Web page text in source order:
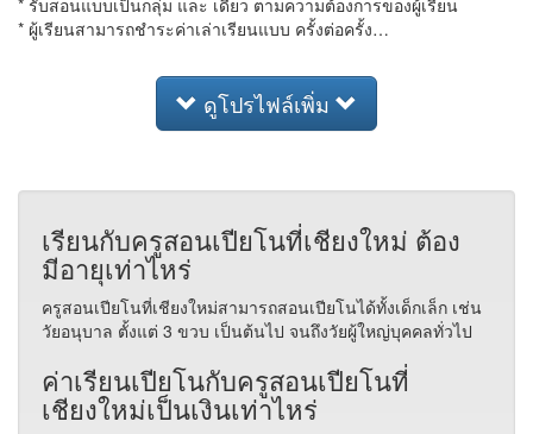
* รับสอนแบบเป็นกลุ่ม และ เดี่ยว ตามความต้องการของผู้เรียน
* ผู้เรียนสามารถชำระค่าเล่าเรียนแบบ ครั้งต่อครั้ง…
ดูโปรไฟล์เพิ่ม
เรียนกับครูสอนเปียโนที่เชียงใหม่ ต้อง
มีอายุเท่าไหร่
ครูสอนเปียโนที่เชียงใหม่สามารถสอนเปียโนได้ทั้งเด็กเล็ก เช่น
วัยอนุบาล ตั้งแต่ 3 ขวบ เป็นต้นไป จนถึงวัยผู้ใหญ่บุคคลทั่วไป
ค่าเรียนเปียโนกับครูสอนเปียโนที่
เชียงใหม่เป็นเงินเท่าไหร่